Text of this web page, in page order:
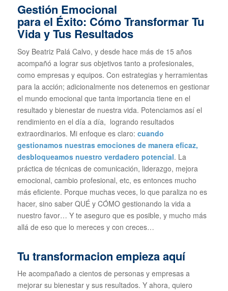
Gestión Emocional
para el Éxito: Cómo Transformar Tu
Vida y Tus Resultados
Soy Beatriz Palá Calvo, y desde hace más de 15 años
acompañó a lograr sus objetivos tanto a profesionales,
como empresas y equipos. Con estrategias y herramientas
para la acción; adicionalmente nos detenemos en gestionar
el mundo emocional que tanta importancia tiene en el
resultado y bienestar de nuestra vida. Potenciamos así el
rendimiento en el día a día, logrando resultados
extraordinarios. Mi enfoque es claro: cuando
gestionamos nuestras emociones de manera eficaz,
desbloqueamos nuestro verdadero potencial. La
práctica de técnicas de comunicación, liderazgo, mejora
emocional, cambio profesional, etc, es entonces mucho
más eficiente. Porque muchas veces, lo que paraliza no es
hacer, sino saber QUÉ y CÓMO gestionando la vida a
nuestro favor… Y te aseguro que es posible, y mucho más
allá de eso que lo mereces y con creces…
Tu transformacion empieza aquí
He acompañado a cientos de personas y empresas a
mejorar su bienestar y sus resultados. Y ahora, quiero